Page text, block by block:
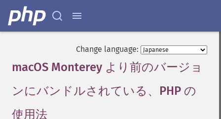
Change language:
macOS Monterey より前のバージョ
ンにバンドルされている、PHP の
使用法